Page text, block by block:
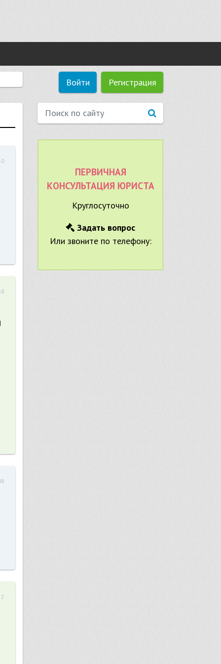
Войти Регистрация
ПЕРВИЧНАЯ
КОНСУЛЬТАЦИЯ ЮРИСТА
Круглосуточно
Задать вопрос
Или звоните по телефону: